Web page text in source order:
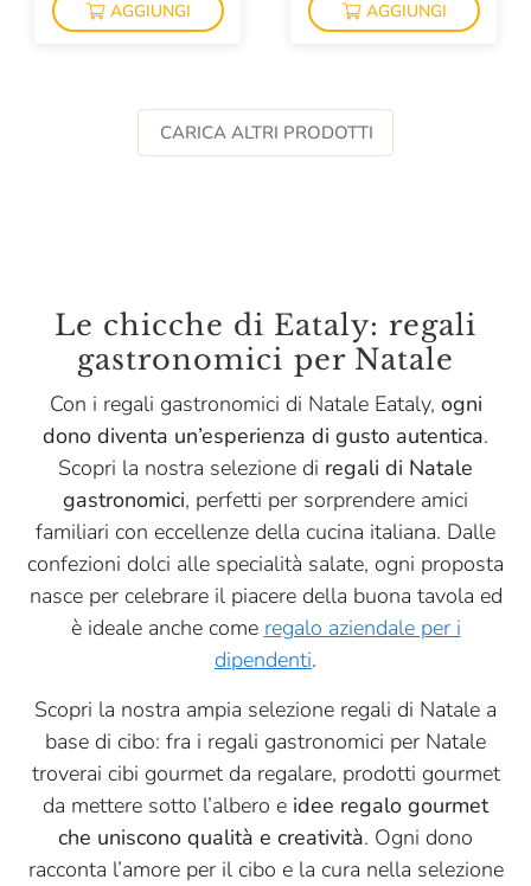
AGGIUNGI AGGIUNGI
CARICA ALTRI PRODOTTI
Le chicche di Eataly: regali
gastronomici per Natale
Con i regali gastronomici di Natale Eataly, ogni
dono diventa un’esperienza di gusto autentica.
Scopri la nostra selezione di regali di Natale
gastronomici, perfetti per sorprendere amici
familiari con eccellenze della cucina italiana. Dalle
confezioni dolci alle specialità salate, ogni proposta
nasce per celebrare il piacere della buona tavola ed
è ideale anche come regalo aziendale per i
dipendenti.
Scopri la nostra ampia selezione regali di Natale a
base di cibo: fra i regali gastronomici per Natale
troverai cibi gourmet da regalare, prodotti gourmet
da mettere sotto l’albero e idee regalo gourmet
che uniscono qualità e creatività. Ogni dono
racconta l’amore per il cibo e la cura nella selezione